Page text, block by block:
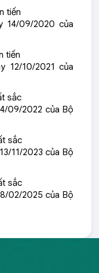
tiến
14/09/2020 của
tiến
12/10/2021 của
sắc
09/2022 của Bộ
sắc
11/2023 của Bộ
sắc
02/2025 của Bộ